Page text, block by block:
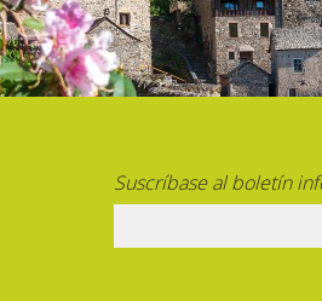
La cripta de Auzits en verano
Los más bonitos pueblos en Francia
Suscríbase al boletín